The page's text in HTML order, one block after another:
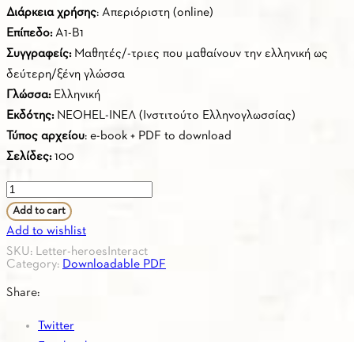
Διάρκεια χρήσης: Aπεριόριστη (online)
Επίπεδο:Α1-Β1
Συγγραφείς:Μαθητές/-τριες που μαθαίνουν την ελληνική ως
δεύτερη/ξένη γλώσσα
Γλώσσα:Ελληνική
Εκδότης:NEOHEL-INΕΛ (Ινστιτούτο Ελληνογλωσσίας)
Τύπος αρχείου: e-book + PDF to download
Σελίδες:100
The
Letter-
heroes
interact
with
children
Add to cart
Add to wishlist
SKU: Letter-heroesInteract
Category: Downloadable PDF
Share:
Twitter